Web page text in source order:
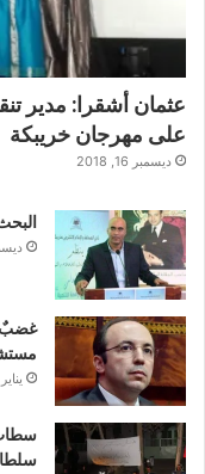
عثمان أشقرا: مدير
على مهرجان خريبكة
ديسمبر 16, 2018
ديسمبر
غضبٌ
يناير 16, 2019